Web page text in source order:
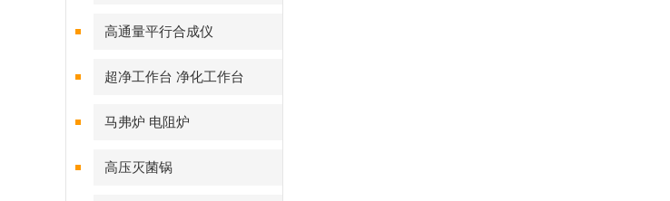
高通量平行合成仪
超净工作台 净化工作台
马弗炉 电阻炉
高压灭菌锅